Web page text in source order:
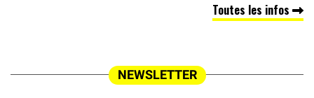
Toutes les infos
NEWSLETTER